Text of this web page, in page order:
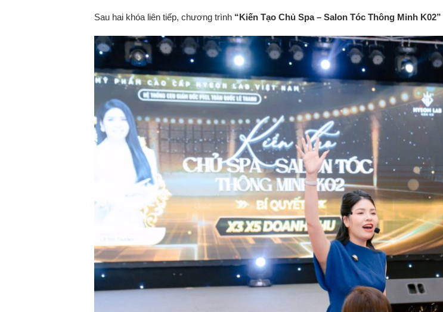
Sau hai khóa liên tiếp, chương trình “Kiến Tạo Chủ Spa – Salon Tóc Thông Minh K02”